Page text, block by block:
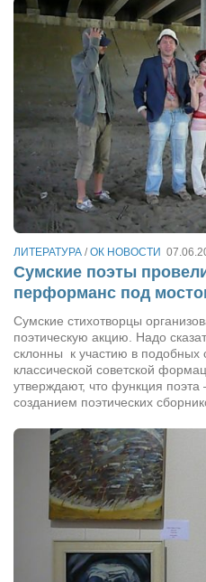
Ольга Козаченко
Оксана
Александра Скорук
Евгений Полюхович
Ольга Чикина
Бизнес-партнёры
Здоровье
Врач
городская
Оптика —
Тенториум -
Кафе, клубы,
«Винегрет» —
«ЧАЙ — КАВА»
Магазины
«CYCLE
«Книголюб» —
Багетный двор
ЛИТЕРАТУРА /ОК НОВОСТИ
Сумские поэты
перформанс под
Сумские стихотворцы
поэтическую акцию. Надо
склонны к участию в подобных
классической советской
утверждают, что функция
созданием поэтических